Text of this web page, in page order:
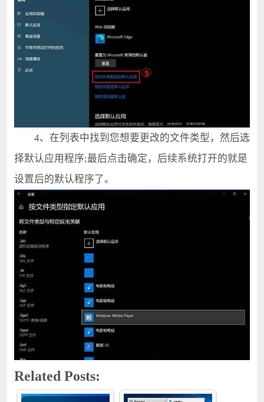
4、在列表中找到您想要更改的文件类型，然后选
择默认应用程序;最后点击确定，后续系统打开的就是
设置后的默认程序了。
Related Posts: